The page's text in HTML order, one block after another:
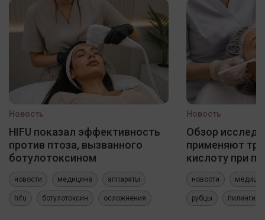
Новость
HIFU показал эффективность
против птоза, вызванного
ботулотоксином
новости медицина аппараты
hifu ботулотоксин осложнения
Новость
Обзор
применяют
кислоту при
новости
рубцы пилинги